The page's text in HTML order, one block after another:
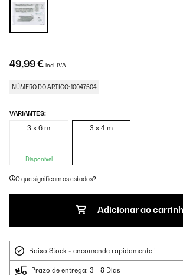
49,99 € incl. IVA
NÚMERO DO ARTIGO: 10047504
VARIANTES:
3 x 6 m
Disponível
3 x 4 m
O que significam os estados?
Adicionar ao
Baixo Stock - encomende rapidamente !
Prazo de entrega: 3 - 8 Dias